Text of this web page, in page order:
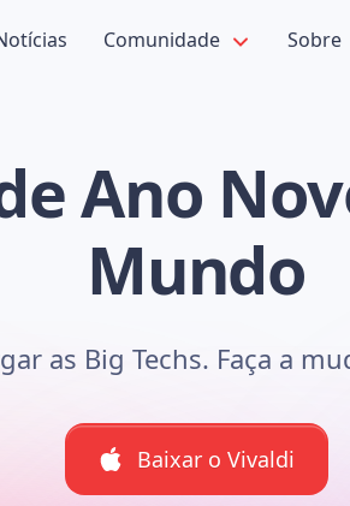
Comunidade Sobre
Ano
Mundo
as Big Techs. Faça a
Baixar o Vivaldi